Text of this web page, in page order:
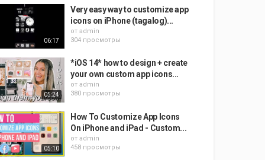
06:17
Very easy way to customize app
icons on iPhone (tagalog)...
от admin
304 просмотры
05:24
*iOS 14* how to design + create
your own custom app icons...
от admin
380 просмотры
05:10
How To Customize App Icons
On iPhone and iPad - Custom...
от admin
458 просмотры